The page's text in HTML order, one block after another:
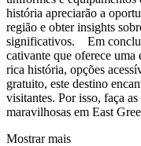
história apreciarão a
região e obter insights
significativos. Em
cativante que oferece
rica história, opções
gratuito, este destino
visitantes. Por isso, faça
maravilhosas em East
Mostrar mais